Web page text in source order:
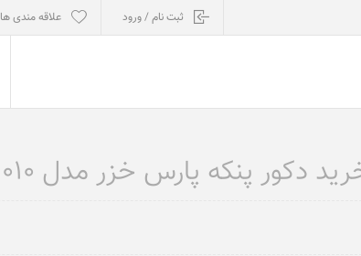
ثبت نام / ورود علاقه مندی ها
پنکه پارس خزر مدل 9010"